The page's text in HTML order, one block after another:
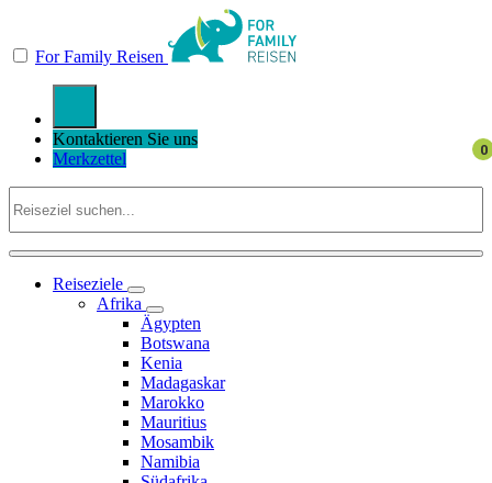
For Family Reisen
Kontaktieren Sie uns
Merkzettel
Reiseziele
Afrika
Ägypten
Botswana
Kenia
Madagaskar
Marokko
Mauritius
Mosambik
Namibia